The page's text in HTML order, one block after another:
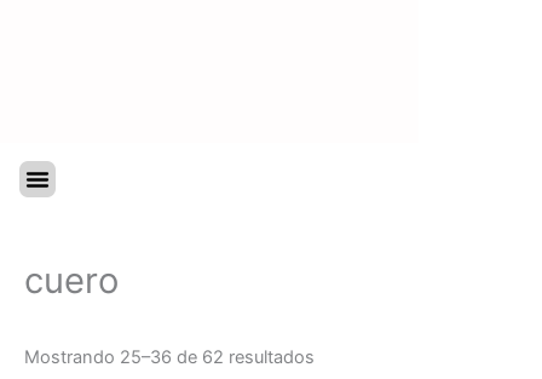
Menu
cuero
Mostrando 25–36 de 62 resultados